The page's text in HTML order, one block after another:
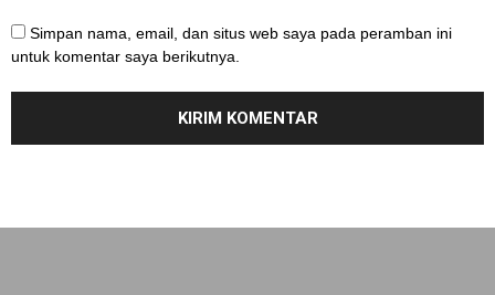
Simpan nama, email, dan situs web saya pada peramban ini
untuk komentar saya berikutnya.